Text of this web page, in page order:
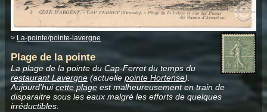
> La-pointe/pointe-lavergne
Plage de la pointe
La plage de la pointe du Cap-Ferret du temps du
restaurant Lavergne (actuelle pointe Hortense).
Aujourd'huicette plage est malheureusement en train de
disparaitre sous les eaux malgré les efforts de quelques
irréductibles.